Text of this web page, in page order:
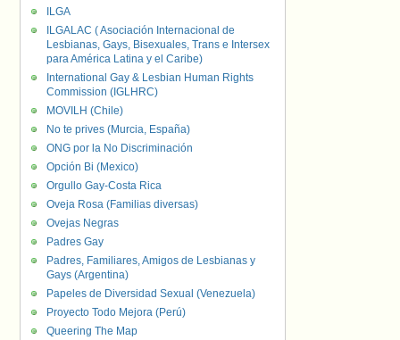
ILGA
ILGALAC ( Asociación Internacional de
Lesbianas, Gays, Bisexuales, Trans e Intersex
para América Latina y el Caribe)
International Gay & Lesbian Human Rights
Commission (IGLHRC)
MOVILH (Chile)
No te prives (Murcia, España)
ONG por la No Discriminación
Opción Bi (Mexico)
Orgullo Gay-Costa Rica
Oveja Rosa (Familias diversas)
Ovejas Negras
Padres Gay
Padres, Familiares, Amigos de Lesbianas y
Gays (Argentina)
Papeles de Diversidad Sexual (Venezuela)
Proyecto Todo Mejora (Perú)
Queering The Map